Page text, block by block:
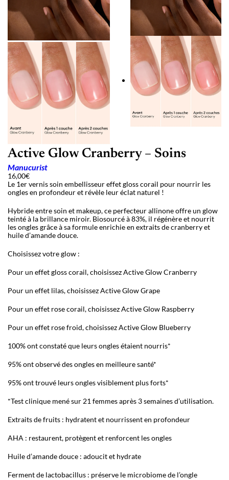
Active Glow Cranberry – Soins
Manucurist
16,00€
Le 1er vernis soin embellisseur effet gloss corail pour nourrir les
ongles en profondeur et révèle leur éclat naturel !
Hybride entre soin et makeup, ce perfecteur allinone offre un glow
teinté à la brillance miroir. Biosourcé à 83%, il régénère et nourrit
les ongles grâce à sa formule enrichie en extraits de cranberry et
huile d’amande douce.
Choisissez votre glow :
Pour un effet gloss corail, choisissez Active Glow Cranberry
Pour un effet lilas, choisissez Active Glow Grape
Pour un effet rose corail, choisissez Active Glow Raspberry
Pour un effet rose froid, choisissez Active Glow Blueberry
100% ont constaté que leurs ongles étaient nourris*
95% ont observé des ongles en meilleure santé*
95% ont trouvé leurs ongles visiblement plus forts*
*Test clinique mené sur 21 femmes après 3 semaines d’utilisation.
Extraits de fruits : hydratent et nourrissent en profondeur
AHA : restaurent, protègent et renforcent les ongles
Huile d’amande douce : adoucit et hydrate
Ferment de lactobacillus : préserve le microbiome de l’ongle